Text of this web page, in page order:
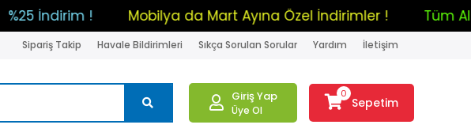
%25 İndirim ! Mobilya da Mart Ayına Özel İndirimler !
Sipariş Takip Havale Bildirimleri Sıkça Sorulan Sorular Yardım İletişim
Giriş Yap
Üye Ol
0
Sepetim